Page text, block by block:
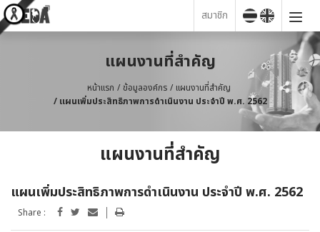
สมาชิก
แผนงานที่สำคัญ
หน้าแรก ข้อมูลองค์กร
แผนงานที่สำคัญ
แผนเพิ่มประสิทธิภาพการดําเนินงาน ประจำปี พ.ศ. 2562
แผนงานที่สำคัญ
แผนเพิ่มประสิทธิภาพการดําเนินงาน ประจำปี พ.ศ. 2562
Share :